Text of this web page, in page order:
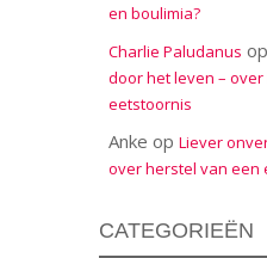
en boulimia?
Charlie Paludanus op
door het leven –
eetstoornis
Anke op Liever
over herstel van een
CATEGORIEËN